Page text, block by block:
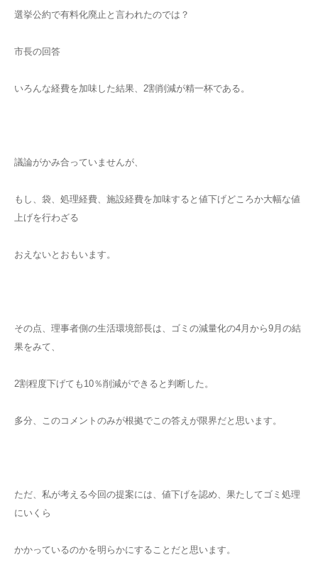
選挙公約で有料化廃止と言われたのでは？
市長の回答
いろんな経費を加味した結果、2割削減が精一杯である。
議論がかみ合っていませんが、
もし、袋、処理経費、施設経費を加味すると値下げどころか大幅な値
上げを行わざる
おえないとおもいます。
その点、理事者側の生活環境部長は、ゴミの減量化の4月から9月の結
果をみて、
2割程度下げても10％削減ができると判断した。
多分、このコメントのみが根拠でこの答えが限界だと思います。
ただ、私が考える今回の提案には、値下げを認め、果たしてゴミ処理
にいくら
かかっているのかを明らかにすることだと思います。